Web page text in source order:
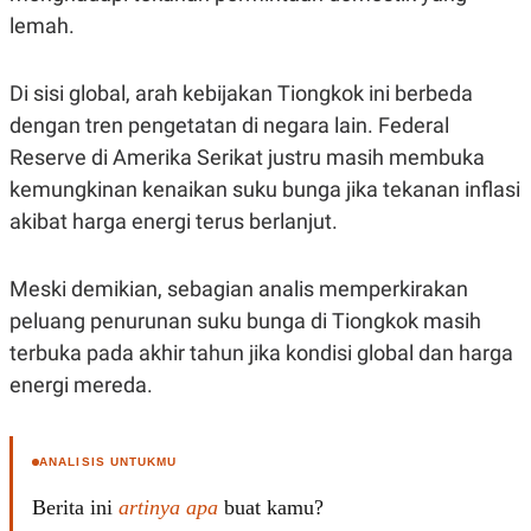
S
A
A
T
A
A
G
K
O
N
A
V
L
I
P
U
JARINGAN
T
N
A
S
R
E
lemah.
Di sisi global, arah kebijakan Tiongkok ini berbeda
dengan tren pengetatan di negara lain. Federal
Reserve di Amerika Serikat justru masih membuka
kemungkinan kenaikan suku bunga jika tekanan inflasi
akibat harga energi terus berlanjut.
Meski demikian, sebagian analis memperkirakan
peluang penurunan suku bunga di Tiongkok masih
terbuka pada akhir tahun jika kondisi global dan harga
energi mereda.
ANALISIS UNTUKMU
Berita ini artinya apa buat kamu?